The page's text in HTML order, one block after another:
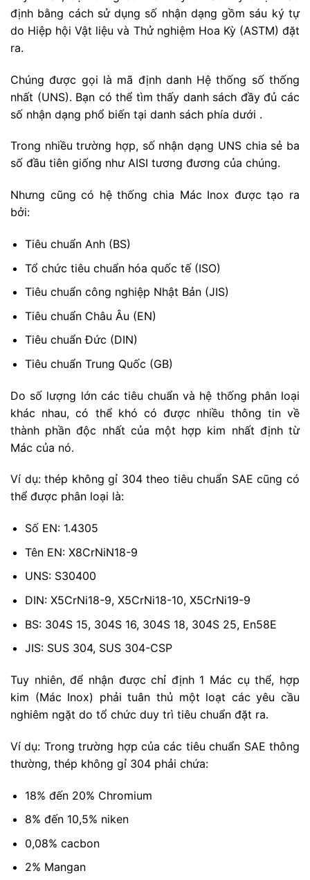
định bằng cách sử dụng số nhận dạng gồm sáu ký tự
do Hiệp hội Vật liệu và Thử nghiệm Hoa Kỳ (ASTM) đặt
ra.
Chúng được gọi là mã định danh Hệ thống số thống
nhất (UNS). Bạn có thể tìm thấy danh sách đầy đủ các
số nhận dạng phổ biến tại danh sách phía dưới .
Trong nhiều trường hợp, số nhận dạng UNS chia sẻ ba
số đầu tiên giống như AISI tương đương của chúng.
Nhưng cũng có hệ thống chia Mác Inox được tạo ra
bởi:
Tiêu chuẩn Anh (BS)
Tổ chức tiêu chuẩn hóa quốc tế (ISO)
Tiêu chuẩn công nghiệp Nhật Bản (JIS)
Tiêu chuẩn Châu Âu (EN)
Tiêu chuẩn Đức (DIN)
Tiêu chuẩn Trung Quốc (GB)
Do số lượng lớn các tiêu chuẩn và hệ thống phân loại
khác nhau, có thể khó có được nhiều thông tin về
thành phần độc nhất của một hợp kim nhất định từ
Mác của nó.
Ví dụ: thép không gỉ 304 theo tiêu chuẩn SAE cũng có
thể được phân loại là:
Số EN: 1.4305
Tên EN: X8CrNiN18-9
UNS: S30400
DIN: X5CrNi18-9, X5CrNi18-10, X5CrNi19-9
BS: 304S 15, 304S 16, 304S 18, 304S 25, En58E
JIS: SUS 304, SUS 304-CSP
Tuy nhiên, để nhận được chỉ định 1 Mác cụ thể, hợp
kim (Mác Inox) phải tuân thủ một loạt các yêu cầu
nghiêm ngặt do tổ chức duy trì tiêu chuẩn đặt ra.
Ví dụ: Trong trường hợp của các tiêu chuẩn SAE thông
thường, thép không gỉ 304 phải chứa:
18% đến 20% Chromium
8% đến 10,5% niken
0,08% cacbon
2% Mangan